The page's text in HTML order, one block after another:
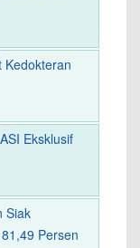
Kedokteran
Eksklusif
Siak
Persen